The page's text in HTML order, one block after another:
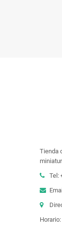
Tienda
Tel:
Horario: